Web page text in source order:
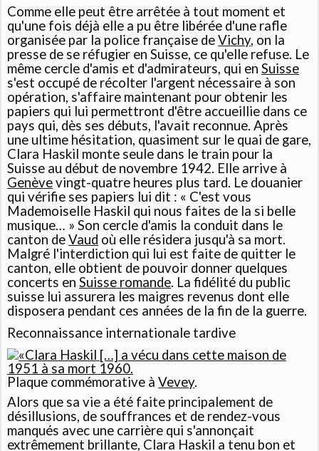
Comme elle peut être arrêtée à tout moment et
qu'une fois déjà elle a pu être libérée d'une rafle
organisée par la police française deVichy, on la
presse de se réfugier en Suisse, ce qu'elle refuse. Le
même cercle d'amis et d'admirateurs, qui enSuisse
s'est occupé de récolter l'argent nécessaire à son
opération, s'affaire maintenant pour obtenir les
papiers qui lui permettront d'être accueillie dans ce
pays qui, dès ses débuts, l'avait reconnue. Après
une ultime hésitation, quasiment sur le quai de gare,
Clara Haskil monte seule dans le train pour la
Suisse au début de novembre 1942. Elle arrive à
Genèvevingt-quatre heures plus tard. Le douanier
qui vérifie ses papiers lui dit : « C'est vous
Mademoiselle Haskil qui nous faites de la si belle
musique… » Son cercle d'amis la conduit dans le
canton deVaud où elle résidera jusqu'à sa mort.
Malgré l'interdiction qui lui est faite de quitter le
canton, elle obtient de pouvoir donner quelques
concerts enSuisse romande. La fidélité du public
suisse lui assurera les maigres revenus dont elle
disposera pendant ces années de la fin de la guerre.
Reconnaissance internationale tardive
Plaque commémorative àVevey.
Alors que sa vie a été faite principalement de
désillusions, de souffrances et de rendez-vous
manqués avec une carrière qui s'annonçait
extrêmement brillante, Clara Haskil a tenu bon et